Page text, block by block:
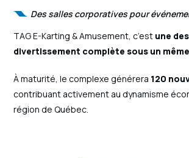
Des salles corporatives pour
TAG E-Karting & Amusement, c’est une
divertissement complète sous un
À maturité, le complexe générera 120
contribuant activement au dynamisme
région de Québec.